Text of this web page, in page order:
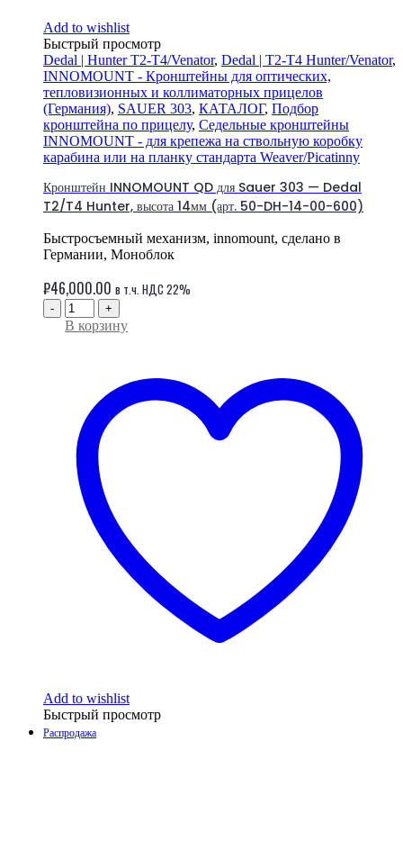
Add to wishlist
Быстрый просмотр
Dedal | Hunter T2-T4/Venator, Dedal | T2-T4 Hunter/Venator,
INNOMOUNT - Кронштейны для оптических,
тепловизионных и коллиматорных прицелов
(Германия), SAUER 303, КАТАЛОГ, Подбор
кронштейна по прицелу, Седельные кронштейны
INNOMOUNT - для крепежа на ствольную коробку
карабина или на планку стандарта Weaver/Picatinny
Кронштейн INNOMOUNT QD для Sauer 303 — Dedal
T2/T4 Hunter, высота 14мм (арт. 50-DH-14-00-600)
Быстросъемный механизм, innomount, сделано в
Германии, Моноблок
₽46,000.00 в т.ч. НДС 22%
- +
В корзину
Add to wishlist
Быстрый просмотр
Распродажа